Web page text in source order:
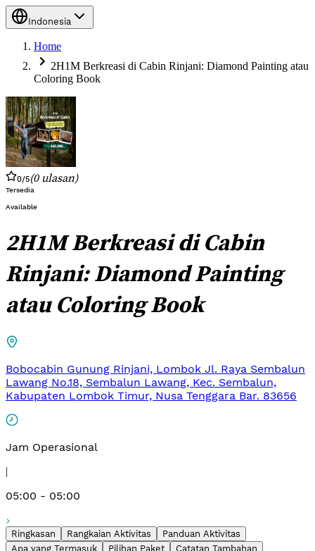
Indonesia
Home
2H1M Berkreasi di Cabin Rinjani: Diamond Painting atau
Coloring Book
0/5(0 ulasan)
Tersedia
Available
2H1M Berkreasi di Cabin
Rinjani: Diamond Painting
atau Coloring Book
Bobocabin Gunung Rinjani, Lombok Jl. Raya Sembalun
Lawang No.18, Sembalun Lawang, Kec. Sembalun,
Kabupaten Lombok Timur, Nusa Tenggara Bar. 83656
Jam Operasional
|
05:00 - 05:00
Ringkasan Rangkaian Aktivitas
Panduan Aktivitas
Apa yang Termasuk
Pilihan Paket
Catatan Tambahan